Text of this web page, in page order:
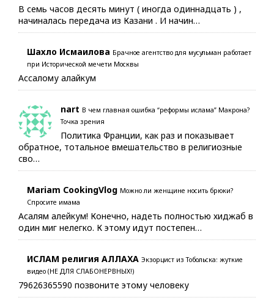
В семь часов десять минут ( иногда одиннадцать ) ,
начиналась передача из Казани . И начин…
Шахло Исмаилова Брачное агентство для мусульман работает
при Исторической мечети Москвы
Ассалому алайкум
nart В чем главная ошибка “реформы ислама” Макрона?
Точка зрения
Политика Франции, как раз и показывает
обратное, тотальное вмешательство в религиозные
сво…
Mariam CookingVlog Можно ли женщине носить брюки?
Спросите имама
Асалям алейкум! Конечно, надеть полностью хиджаб в
один миг нелегко. К этому идут постепен…
ИСЛАМ религия АЛЛАХА Экзорцист из Тобольска: жуткие
видео (НЕ ДЛЯ СЛАБОНЕРВНЫХ!)
79626365590 позвоните этому человеку